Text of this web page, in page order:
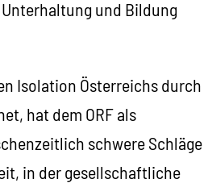
und Bildung
Isolation Österreichs durch
hat dem ORF als
schwere Schläge
in der gesellschaftliche